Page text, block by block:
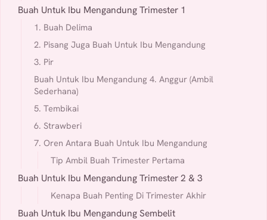
Buah Untuk Ibu Mengandung Trimester 1
1. Buah Delima
2. Pisang Juga Buah Untuk Ibu Mengandung
3. Pir
Buah Untuk Ibu Mengandung 4. Anggur (Ambil
Sederhana)
5. Tembikai
6. Strawberi
7. Oren Antara Buah Untuk Ibu Mengandung
Tip Ambil Buah Trimester Pertama
Buah Untuk Ibu Mengandung Trimester 2 & 3
Kenapa Buah Penting Di Trimester Akhir
Buah Untuk Ibu Mengandung Sembelit